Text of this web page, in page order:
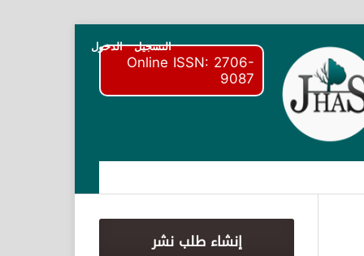
Online ISSN: 2706-
9087
التسجيل الدخول
إنشاء طلب نشر